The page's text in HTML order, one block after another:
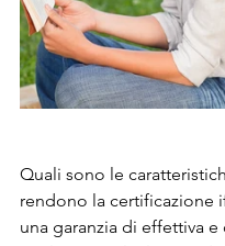
Quali sono le
rendono la certificazione
una garanzia di effettiva e